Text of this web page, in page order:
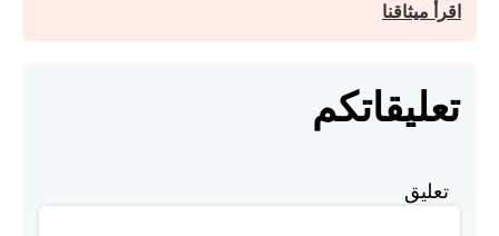
اقرأ ميثاقنا
تعليقاتكم
تعليق